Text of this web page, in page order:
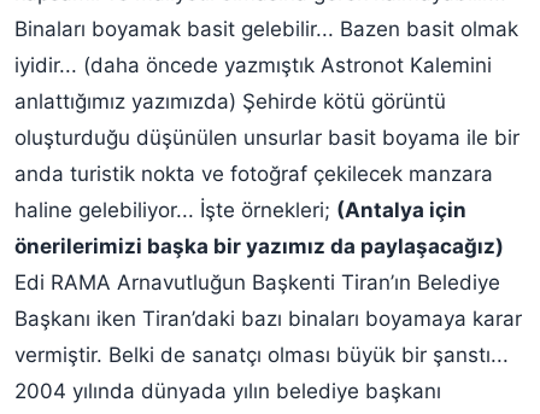
Binaları boyamak basit gelebilir... Bazen basit olmak
iyidir... (daha öncede yazmıştık Astronot Kalemini
anlattığımız yazımızda) Şehirde kötü görüntü
oluşturduğu düşünülen unsurlar basit boyama ile bir
anda turistik nokta ve fotoğraf çekilecek manzara
haline gelebiliyor... İşte örnekleri; (Antalya için
önerilerimizi başka bir yazımız da paylaşacağız)
Edi RAMA Arnavutluğun Başkenti Tiran’ın Belediye
Başkanı iken Tiran’daki bazı binaları boyamaya karar
vermiştir. Belki de sanatçı olması büyük bir şanstı...
2004 yılında dünyada yılın belediye başkanı